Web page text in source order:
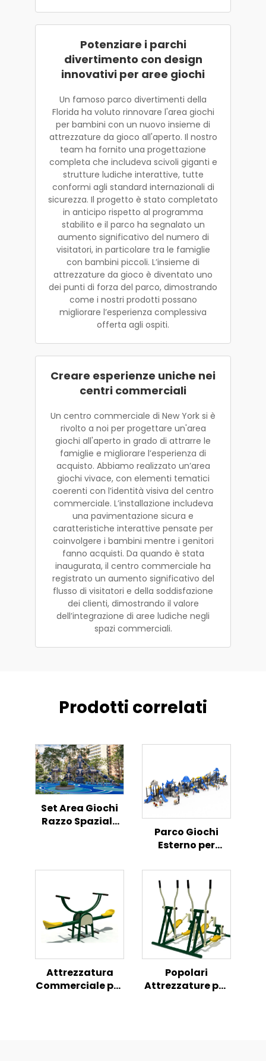
Potenziare i parchi
divertimento con design
innovativi per aree giochi
Un famoso parco divertimenti della
Florida ha voluto rinnovare l'area giochi
per bambini con un nuovo insieme di
attrezzature da gioco all'aperto. Il nostro
team ha fornito una progettazione
completa che includeva scivoli giganti e
strutture ludiche interattive, tutte
conformi agli standard internazionali di
sicurezza. Il progetto è stato completato
in anticipo rispetto al programma
stabilito e il parco ha segnalato un
aumento significativo del numero di
visitatori, in particolare tra le famiglie
con bambini piccoli. L’insieme di
attrezzature da gioco è diventato uno
dei punti di forza del parco, dimostrando
come i nostri prodotti possano
migliorare l’esperienza complessiva
offerta agli ospiti.
Creare esperienze uniche nei
centri commerciali
Un centro commerciale di New York si è
rivolto a noi per progettare un'area
giochi all'aperto in grado di attrarre le
famiglie e migliorare l’esperienza di
acquisto. Abbiamo realizzato un’area
giochi vivace, con elementi tematici
coerenti con l’identità visiva del centro
commerciale. L’installazione includeva
una pavimentazione sicura e
caratteristiche interattive pensate per
coinvolgere i bambini mentre i genitori
fanno acquisti. Da quando è stata
inaugurata, il centro commerciale ha
registrato un aumento significativo del
flusso di visitatori e della soddisfazione
dei clienti, dimostrando il valore
dell’integrazione di aree ludiche negli
spazi commerciali.
Prodotti correlati
Set Area Giochi
Razzo Spaziale
Parco Giochi
Esterno per
Combinato
Fusione da
Sogno Sicuro e
Divertente
Attrezzatura
Commerciale per
Popolari
Attrezzature per